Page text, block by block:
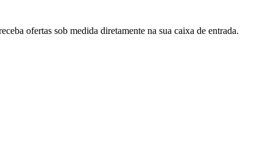
ofertas sob medida diretamente na sua caixa de entrada.